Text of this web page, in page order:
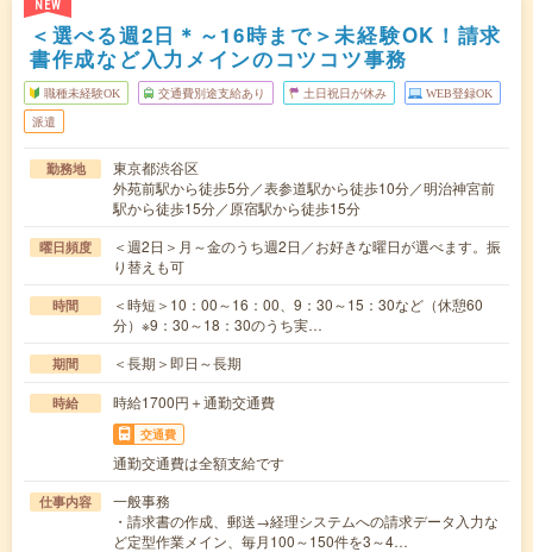
NEW
＜選べる週2日＊～16時まで＞未経験OK！請求
書作成など入力メインのコツコツ事務
職種未経験OK 交通費別途支給あり 土日祝日が休み WEB登録OK
派遣
勤務地
東京都渋谷区
外苑前駅から徒歩5分／表参道駅から徒歩10分／明治神宮前
駅から徒歩15分／原宿駅から徒歩15分
曜日頻度
＜週2日＞月～金のうち週2日／お好きな曜日が選べます。振
り替えも可
時間
＜時短＞10：00～16：00、9：30～15：30など（休憩60
分）※9：30～18：30のうち実…
期間 ＜長期＞即日～長期
時給 時給1700円＋通勤交通費
交通費
通勤交通費は全額支給です
仕事内容
一般事務
・請求書の作成、郵送→経理システムへの請求データ入力な
ど定型作業メイン、毎月100～150件を3～4…